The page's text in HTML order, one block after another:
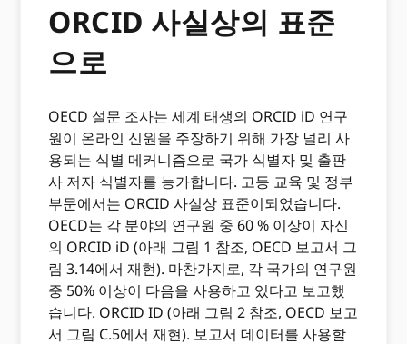
ORCID 사실상의 표준
으로
OECD 설문 조사는 세계 태생의 ORCID iD 연구
원이 온라인 신원을 주장하기 위해 가장 널리 사
용되는 식별 메커니즘으로 국가 식별자 및 출판
사 저자 식별자를 능가합니다. 고등 교육 및 정부
부문에서는 ORCID 사실상 표준이되었습니다.
OECD는 각 분야의 연구원 중 60 % 이상이 자신
의 ORCID iD (아래 그림 1 참조, OECD 보고서 그
림 3.14에서 재현). 마찬가지로, 각 국가의 연구원
중 50% 이상이 다음을 사용하고 있다고 보고했
습니다. ORCID ID (아래 그림 2 참조, OECD 보고
서 그림 C.5에서 재현). 보고서 데이터를 사용할